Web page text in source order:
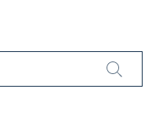
Cerca